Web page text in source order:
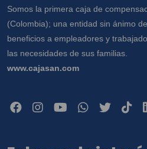
Somos la primera caja de
(Colombia); una entidad sin ánimo
beneficios a empleadores y
las necesidades de sus familias.
www.cajasan.com